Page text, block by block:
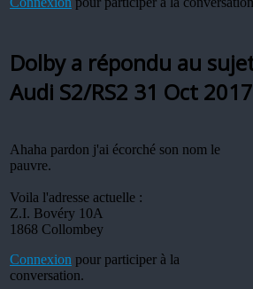
Dolby a répondu au
Audi S2/RS2 31 Oct
Ahaha pardon j'ai écorché son nom le
pauvre.
Voila l'adresse actuelle :
Z.I. Bovéry 10A
1868 Collombey
Connexion pour participer à la
conversation.